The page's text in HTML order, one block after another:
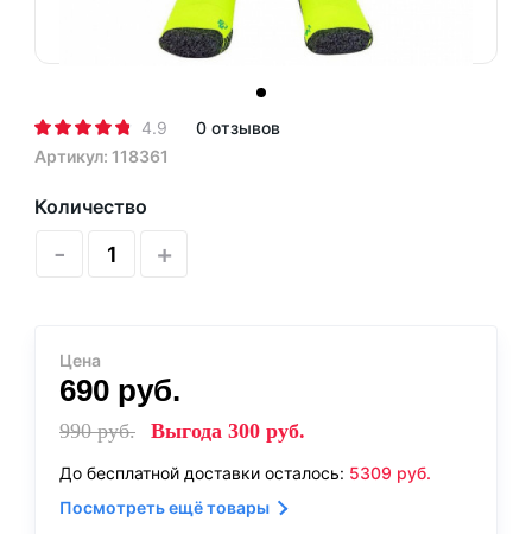
4.9
0 отзывов
Артикул: 118361
Количество
- +
Цена
690 руб.
990руб. Выгода 300 руб.
До бесплатной доставки осталось: 5309 руб.
Посмотреть ещё товары